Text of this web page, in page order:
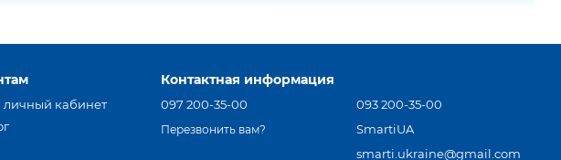
личный кабинет
Контактная информация
097 200-35-00
Перезвонить вам?
093 200-35-00
SmartiUA
smarti.ukraine@gmail.com